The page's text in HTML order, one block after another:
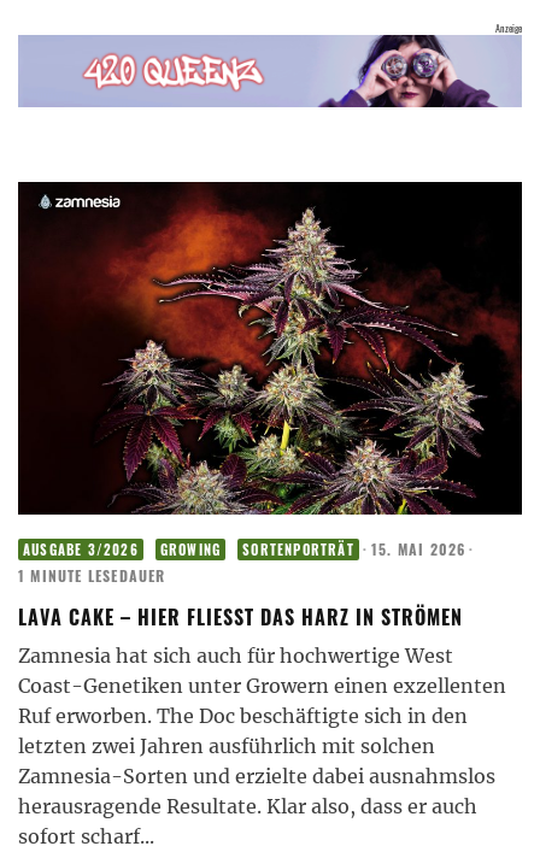
AUSGABE 3/2026 GROWING SORTENPORTRÄT · 15. MAI 2026 ·
1 MINUTE LESEDAUER
LAVA CAKE – HIER FLIESST DAS HARZ IN STRÖMEN
Zamnesia hat sich auch für hochwertige West
Coast-Genetiken unter Growern einen exzellenten
Ruf erworben. The Doc beschäftigte sich in den
letzten zwei Jahren ausführlich mit solchen
Zamnesia-Sorten und erzielte dabei ausnahmslos
herausragende Resultate. Klar also, dass er auch
sofort scharf...